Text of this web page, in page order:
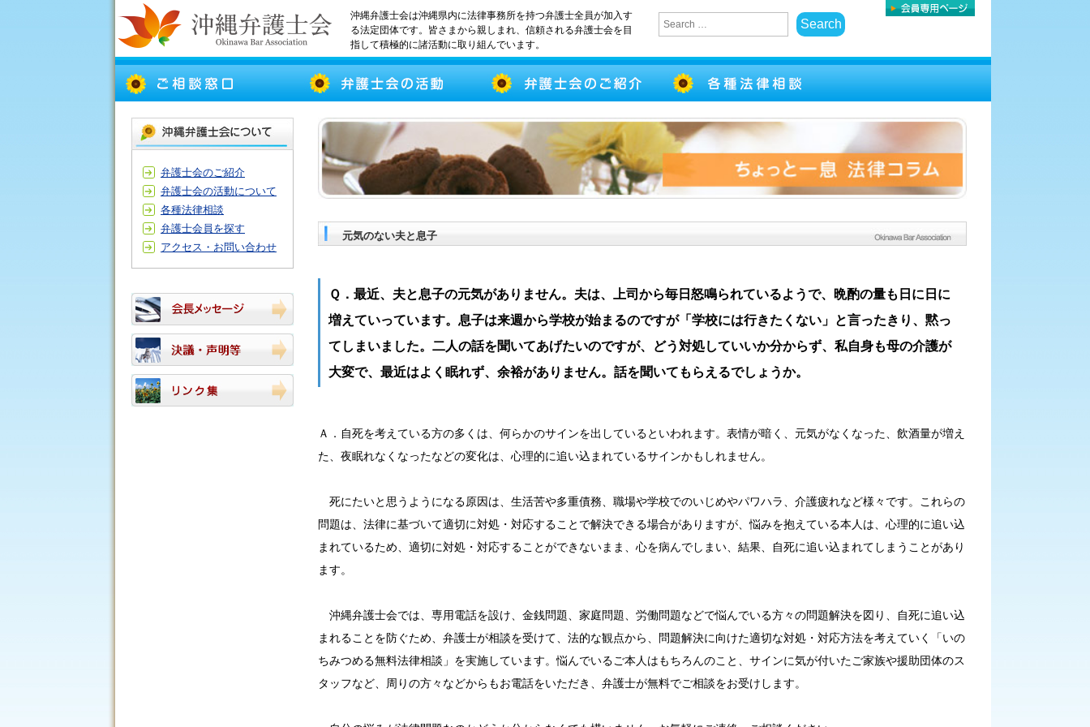
沖縄弁護士会は沖縄県内に法律事務所を持つ弁護士全員が加入す
る法定団体です。皆さまから親しまれ、信頼される弁護士会を目
指して積極的に諸活動に取り組んでいます。
弁護士会のご紹介
弁護士会の活動について
各種法律相談
弁護士会員を探す
アクセス・お問い合わせ
元気のない夫と息子
Ｑ．最近、夫と息子の元気がありません。夫は、上司から毎日怒鳴られているようで、晩酌の量も日に日に
増えていっています。息子は来週から学校が始まるのですが「学校には行きたくない」と言ったきり、黙っ
てしまいました。二人の話を聞いてあげたいのですが、どう対処していいか分からず、私自身も母の介護が
大変で、最近はよく眠れず、余裕がありません。話を聞いてもらえるでしょうか。
Ａ．自死を考えている方の多くは、何らかのサインを出しているといわれます。表情が暗く、元気がなくなった、飲酒量が増え
た、夜眠れなくなったなどの変化は、心理的に追い込まれているサインかもしれません。
死にたいと思うようになる原因は、生活苦や多重債務、職場や学校でのいじめやパワハラ、介護疲れなど様々です。これらの
問題は、法律に基づいて適切に対処・対応することで解決できる場合がありますが、悩みを抱えている本人は、心理的に追い込
まれているため、適切に対処・対応することができないまま、心を病んでしまい、結果、自死に追い込まれてしまうことがあり
ます。
沖縄弁護士会では、専用電話を設け、金銭問題、家庭問題、労働問題などで悩んでいる方々の問題解決を図り、自死に追い込
まれることを防ぐため、弁護士が相談を受けて、法的な観点から、問題解決に向けた適切な対処・対応方法を考えていく「いの
ちみつめる無料法律相談」を実施しています。悩んでいるご本人はもちろんのこと、サインに気が付いたご家族や援助団体のス
タッフなど、周りの方々などからもお電話をいただき、弁護士が無料でご相談をお受けします。